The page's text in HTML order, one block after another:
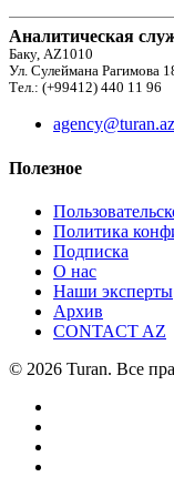
Аналитическая
Баку, AZ1010
Ул. Сулеймана Рагимова
Тел.: (+99412) 440 11 96
agency@turan.az
Полезное
Политика
Подписка
О нас
Наши эксперты
Архив
CONTACT AZ
© 2026 Turan. Все